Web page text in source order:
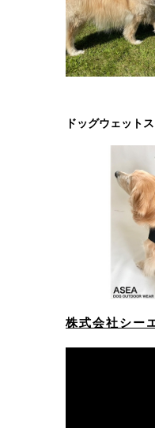
ドッグウェット
株式会社シー